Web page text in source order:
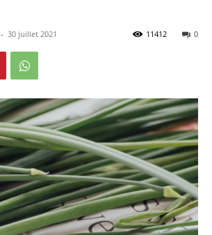
- 30 juillet 2021 0
11412